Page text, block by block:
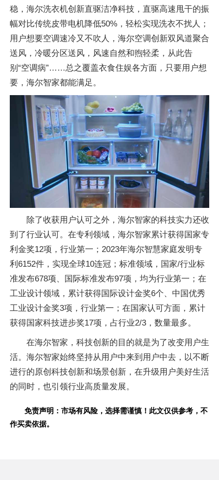
稳，海尔洗衣机创新直驱洁净科技，直驱高速甩干的振
幅对比传统皮带电机降低50%，轻松实现洗衣不扰人；
用户想要空调速冷又不吹人，海尔空调创新双风道聚合
送风，冷暖分区送风，风速自然和煦轻柔，从此告
别“空调病”……总之覆盖衣食住娱各方面，只要用户想
要，海尔智家都能满足。
除了收获用户认可之外，海尔智家的科技实力还收
到了行业认可。在专利领域，海尔智家累计获得国家专
利金奖12项，行业第一；2023年海尔智慧家庭发明专
利6152件，实现全球10连冠；标准领域， 国家/行业标
准发布678项、国际标准发布97项，均为行业第一；在
工业设计领域，累计获得国际设计金奖6个、 中国优秀
工业设计金奖3项，行业第一；在国家认可方面，累计
获得国家科技进步奖17项，占行业2/3，数量最多。
在海尔智家，科技创新的目的就是为了改变用户生
活。海尔智家始终坚持从用户中来到用户中去，以不断
进行的原创科技创新和场景创新，在升级用户美好生活
的同时，也引领行业高质量发展。
免责声明：市场有风险，选择需谨慎！此文仅供参考，不
作买卖依据。